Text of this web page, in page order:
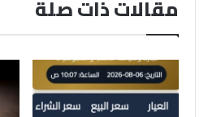
مقالات ذات صلة